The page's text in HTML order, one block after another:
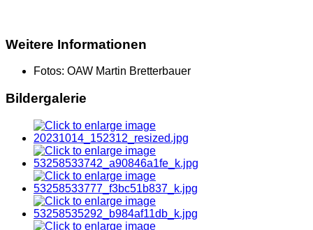
Weitere Informationen
Fotos: OAW Martin Bretterbauer
Bildergalerie